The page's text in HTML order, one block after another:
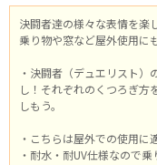
決闘者達の様々な表情を楽
乗り物や窓など屋外使用に
・決闘者（デュエリスト）
し！それぞれのくつろぎ方
しもう。
・こちらは屋外での使用に
・耐水・耐UV仕様なので